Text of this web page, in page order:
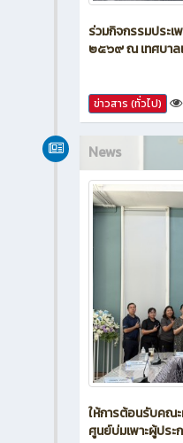
ร่วมกิจกรรมประเ
๒๕๖๙ ณ เทศบาล
ข่าวสาร (ทั่วไป)
News
ให้การต้อนรับคณ
ศูนย์บ่มเพาะผู้ปร